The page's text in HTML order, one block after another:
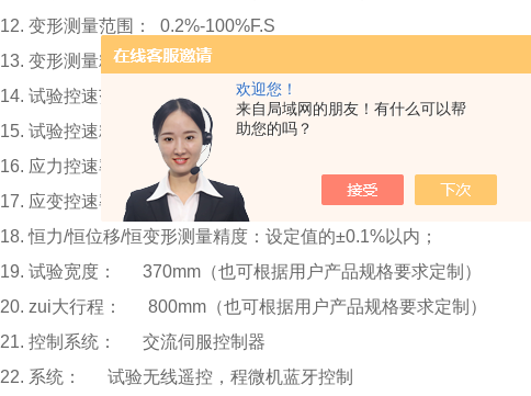
欢迎您！
来自局域网的朋友！有什么可以帮
助您的吗？
12. 变形测量范围： 0.2%-100%F.S
13. 变形测量精度： 示值的±0.5%以内
14. 试验控速范围： 0.001-500mm/min分段控制，无级调速（可调）
15. 试验控速精度： 设定值的±0.2%以内
16. 应力控速率精度：设定值的±0.5%以内；
17. 应变控速率精度：设定值的±0.5%以内；
18. 恒力/恒位移/恒变形测量精度：设定值的±0.1%以内；
19. 试验宽度： 370mm（也可根据用户产品规格要求定制）
20. zui大行程： 800mm（也可根据用户产品规格要求定制）
21. 控制系统： 交流伺服控制器
22. 系统： 试验无线遥控，程微机蓝牙控制